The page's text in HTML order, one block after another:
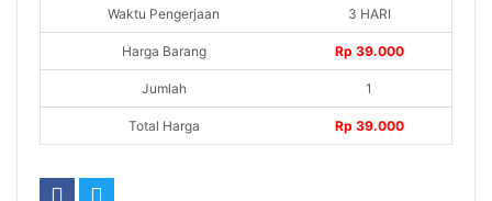
Waktu Pengerjaan 3 HARI
Harga Barang Rp 39.000
Jumlah 1
Total Harga Rp 39.000